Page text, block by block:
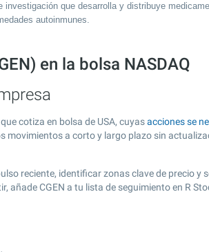
investigación que desarrolla y distribuye
autoinmunes.
en la bolsa NASDAQ
cotiza en bolsa de USA, cuyasacciones se
movimientos a corto y largo plazo sin
reciente, identificar zonas clave de precio
añade CGEN a tu lista de seguimiento en R